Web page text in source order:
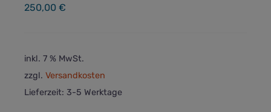
250,00 €
inkl. 7 % MwSt.
zzgl. Versandkosten
Lieferzeit: 3-5 Werktage